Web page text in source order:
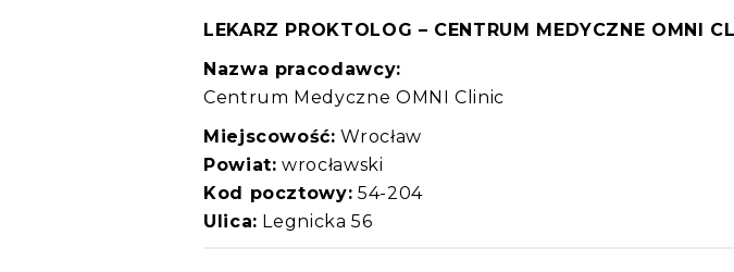
LEKARZ PROKTOLOG – CENTRUM MEDYCZNE OMNI
Nazwa pracodawcy:
Centrum Medyczne OMNI Clinic
Miejscowość: Wrocław
Powiat: wrocławski
Kod pocztowy: 54-204
Ulica: Legnicka 56